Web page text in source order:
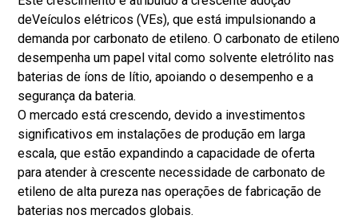
deVeículos elétricos (VEs), que está impulsionando a
demanda por carbonato de etileno. O carbonato de etileno
desempenha um papel vital como solvente eletrólito nas
baterias de íons de lítio, apoiando o desempenho e a
segurança da bateria.
O mercado está crescendo, devido a investimentos
significativos em instalações de produção em larga
escala, que estão expandindo a capacidade de oferta
para atender à crescente necessidade de carbonato de
etileno de alta pureza nas operações de fabricação de
baterias nos mercados globais.